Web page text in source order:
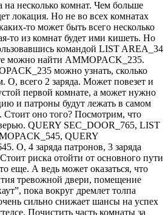
на несколько комнат. Чем больше
локация. Но не во всех комнатах
то может быть всего несколько
то из комнат будет ими кишеть. Но
командой LIST AREA_34
можно найти AMMOPACK_235.
можно узнать, сколько
О, всего 2 заряда. Может повезет и
первой комнате, а может нужно
и патроны будут лежать в самом
Стоит оно того? Посмотрим, что
QUERY SEC_DOOR_765, LIST
QUERY
О, 4 заряда патронов, 3 заряда
риска отойти от основного пути
еще. А ведь может оказаться, что
тревожной двери, помещение
пока вокруг дремлет толпа
сильно снижает шансы на успех
Почистить часть комнаты за